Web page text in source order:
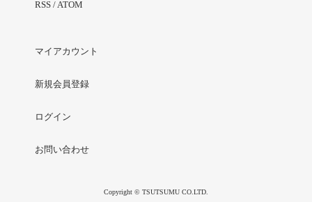
RSS / ATOM
マイアカウント
新規会員登録
ログイン
お問い合わせ
Copyright © TSUTSUMU CO.LTD.